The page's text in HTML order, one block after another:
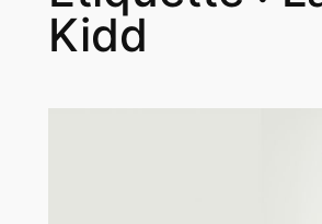
Kidd